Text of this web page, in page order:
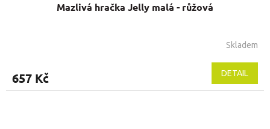
Mazlivá hračka Jelly malá - růžová
Skladem
657 Kč DETAIL